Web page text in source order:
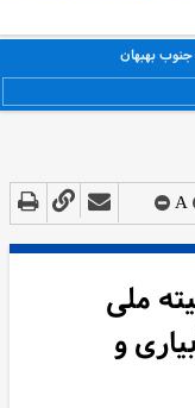
بهبهان
ملی
و